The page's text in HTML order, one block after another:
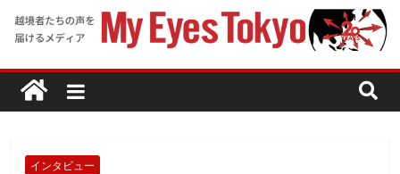
インタビュー